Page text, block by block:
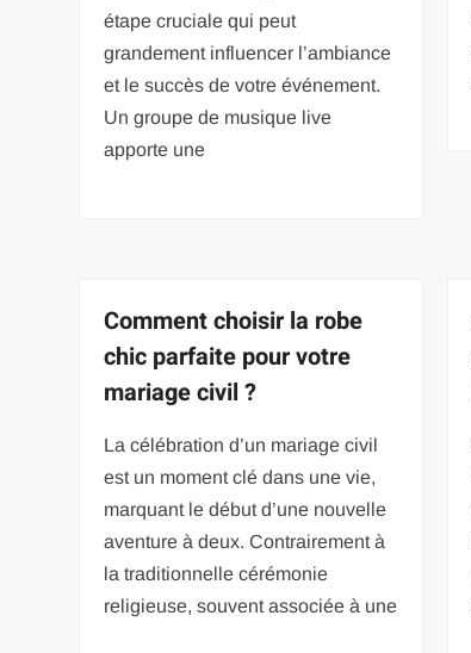
étape cruciale qui peut
grandement influencer l’ambiance
et le succès de votre événement.
Un groupe de musique live
apporte une
Comment choisir la robe
chic parfaite pour votre
mariage civil ?
La célébration d’un mariage civil
est un moment clé dans une vie,
marquant le début d’une nouvelle
aventure à deux. Contrairement à
la traditionnelle cérémonie
religieuse, souvent associée à une